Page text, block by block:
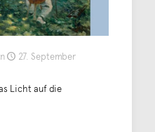
27. September
Licht auf die